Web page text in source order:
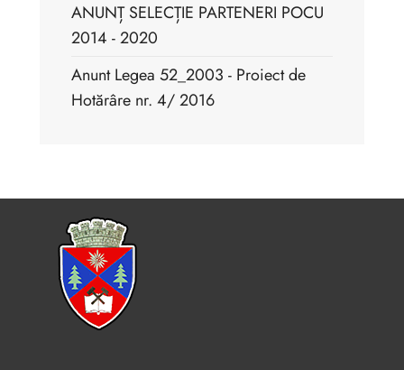
ANUNȚ SELECȚIE PARTENERI POCU
2014 - 2020
Anunt Legea 52_2003 - Proiect de
Hotărâre nr. 4/ 2016